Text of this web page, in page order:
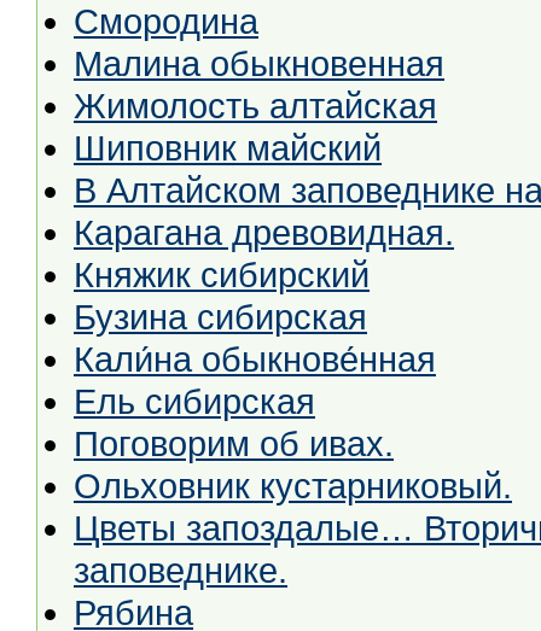
Смородина
Малина обыкновенная
Жимолость алтайская
Шиповник майский
В Алтайском заповеднике
Карагана древовидная.
Княжик сибирский
Бузина сибирская
Кали́на обыкнове́нная
Ель сибирская
Поговорим об ивах.
Ольховник кустарниковый.
Цветы запоздалые…
заповеднике.
Рябина